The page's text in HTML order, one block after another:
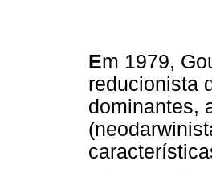
Em 1979,
reducionista
dominantes,